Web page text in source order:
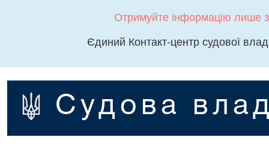
Отримуйте інформацію лише
Єдиний Контакт-центр судової
Судова